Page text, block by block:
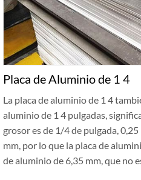
Placa de Aluminio de 1 4
La placa de aluminio de 1 4
aluminio de 1 4 pulgadas,
grosor es de 1/4 de pulgada,
mm, por lo que la placa de
de aluminio de 6,35 mm, que no